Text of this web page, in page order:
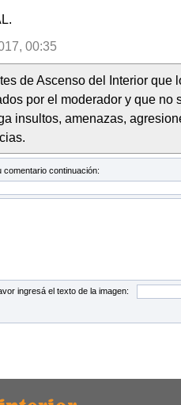
00:35
de Ascenso del Interior que
por el moderador y que no
insultos, amenazas,
comentario continuación:
ingresá el texto de la imagen: